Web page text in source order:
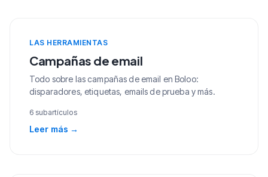
LAS HERRAMIENTAS
Campañas de email
Todo sobre las campañas de email en Boloo:
disparadores, etiquetas, emails de prueba y más.
6 subartículos
Leer más →